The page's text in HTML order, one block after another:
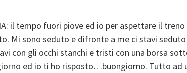
il tempo fuori piove ed io per aspettare il
Mi sono seduto e difronte a me ci stavi
con gli occhi stanchi e tristi con una borsa
ed io ti ho risposto…buongiorno. Tutto